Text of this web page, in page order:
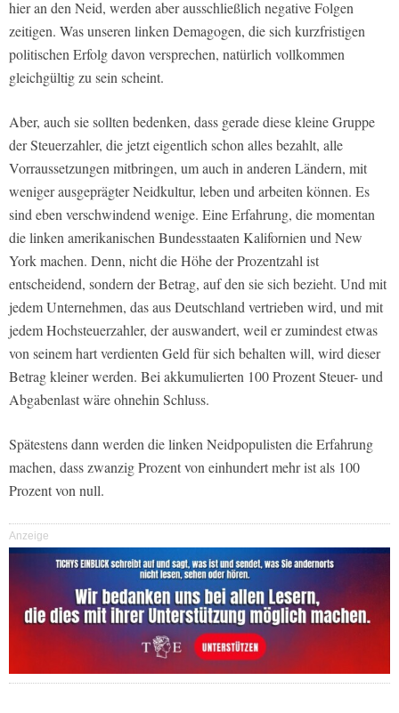
hier an den Neid, werden aber ausschließlich negative Folgen
zeitigen. Was unseren linken Demagogen, die sich kurzfristigen
politischen Erfolg davon versprechen, natürlich vollkommen
gleichgültig zu sein scheint.
Aber, auch sie sollten bedenken, dass gerade diese kleine Gruppe
der Steuerzahler, die jetzt eigentlich schon alles bezahlt, alle
Vorraussetzungen mitbringen, um auch in anderen Ländern, mit
weniger ausgeprägter Neidkultur, leben und arbeiten können. Es
sind eben verschwindend wenige. Eine Erfahrung, die momentan
die linken amerikanischen Bundesstaaten Kalifornien und New
York machen. Denn, nicht die Höhe der Prozentzahl ist
entscheidend, sondern der Betrag, auf den sie sich bezieht. Und mit
jedem Unternehmen, das aus Deutschland vertrieben wird, und mit
jedem Hochsteuerzahler, der auswandert, weil er zumindest etwas
von seinem hart verdienten Geld für sich behalten will, wird dieser
Betrag kleiner werden. Bei akkumulierten 100 Prozent Steuer- und
Abgabenlast wäre ohnehin Schluss.
Spätestens dann werden die linken Neidpopulisten die Erfahrung
machen, dass zwanzig Prozent von einhundert mehr ist als 100
Prozent von null.
Anzeige